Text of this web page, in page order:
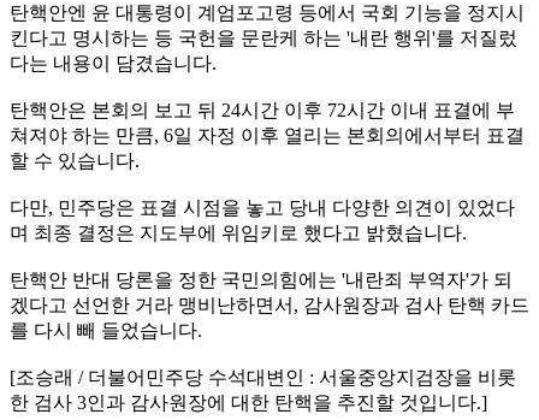
탄핵안엔 윤 대통령이 계엄포고령 등에서 국회 기능을 정지시
킨다고 명시하는 등 국헌을 문란케 하는 '내란 행위'를 저질렀
다는 내용이 담겼습니다.
탄핵안은 본회의 보고 뒤 24시간 이후 72시간 이내 표결에 부
쳐져야 하는 만큼, 6일 자정 이후 열리는 본회의에서부터 표결
할 수 있습니다.
다만, 민주당은 표결 시점을 놓고 당내 다양한 의견이 있었다
며 최종 결정은 지도부에 위임키로 했다고 밝혔습니다.
탄핵안 반대 당론을 정한 국민의힘에는 '내란죄 부역자'가 되
겠다고 선언한 거라 맹비난하면서, 감사원장과 검사 탄핵 카드
를 다시 빼 들었습니다.
[조승래 / 더불어민주당 수석대변인 : 서울중앙지검장을 비롯
한 검사 3인과 감사원장에 대한 탄핵을 추진할 것입니다.]